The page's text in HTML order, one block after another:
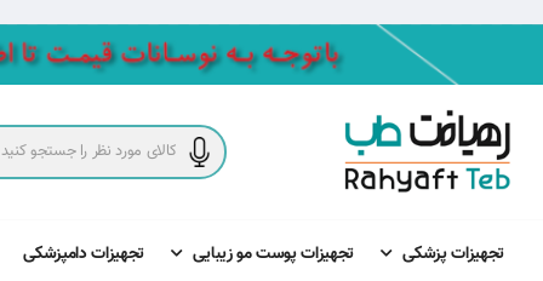
تجهیزات پزشکی تجهیزات پوست مو زیبایی تجهیزات دامپزشکی